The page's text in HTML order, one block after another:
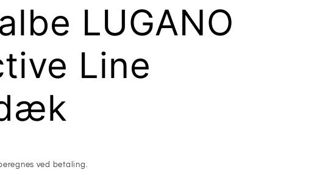
LUGANO
Line
ved betaling.